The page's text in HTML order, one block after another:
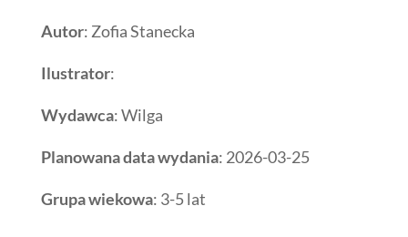
Autor: Zofia Stanecka
Ilustrator:
Wydawca: Wilga
Planowana data wydania: 2026-03-25
Grupa wiekowa: 3-5 lat